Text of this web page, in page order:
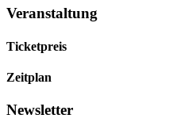
Veranstaltung
Ticketpreis
Zeitplan
Newsletter